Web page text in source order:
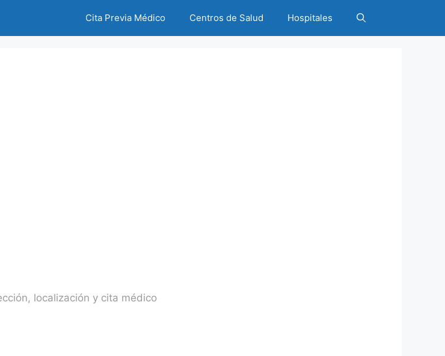
Cita Previa Médico Centros de Salud Hospitales
localización y cita médico